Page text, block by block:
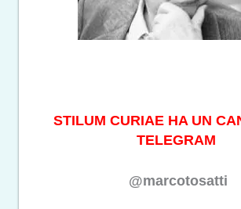
STILUM CURIAE HA UN
TELEGRAM
@marcotosatti